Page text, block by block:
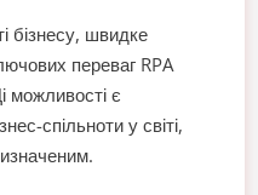
бізнесу, швидке
переваг RPA
можливості є
спільноти у світі,